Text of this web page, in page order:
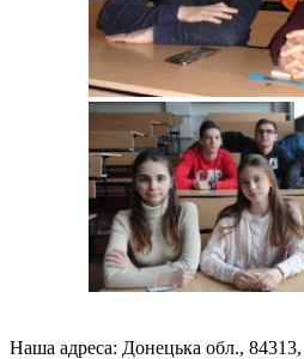
Наша адреса: Донецька обл.,